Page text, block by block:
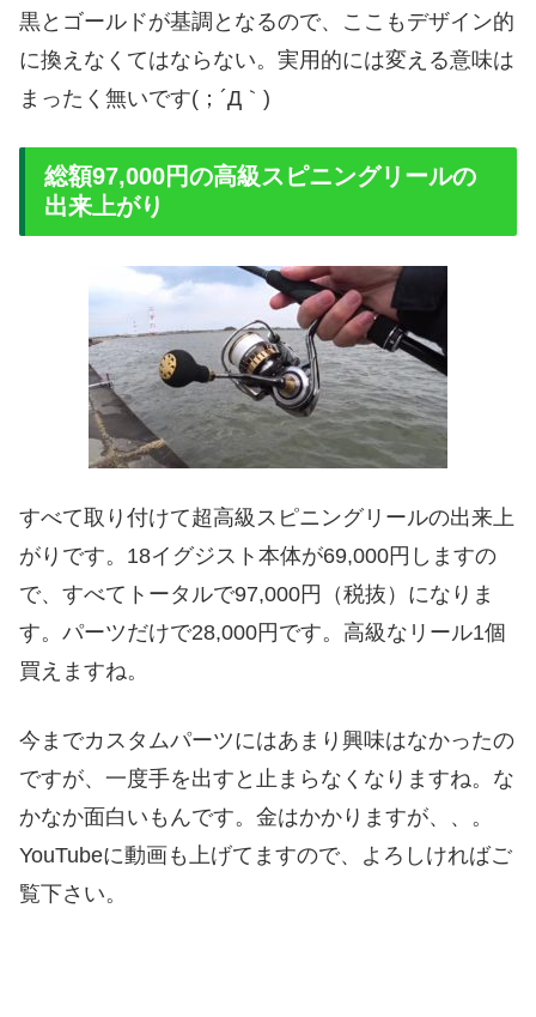
黒とゴールドが基調となるので、ここもデザイン的
に換えなくてはならない。実用的には変える意味は
まったく無いです(；´Д｀)
総額97,000円の高級スピニングリールの
出来上がり
すべて取り付けて超高級スピニングリールの出来上
がりです。18イグジスト本体が69,000円しますの
で、すべてトータルで97,000円（税抜）になりま
す。パーツだけで28,000円です。高級なリール1個
買えますね。
今までカスタムパーツにはあまり興味はなかったの
ですが、一度手を出すと止まらなくなりますね。な
かなか面白いもんです。金はかかりますが、、。
YouTubeに動画も上げてますので、よろしければご
覧下さい。